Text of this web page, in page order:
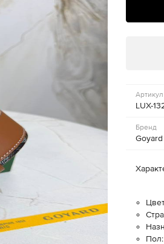
Артикул
LUX-
Бренд
Goyard